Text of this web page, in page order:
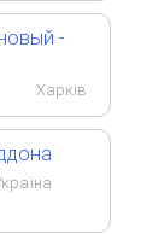
-
Харків